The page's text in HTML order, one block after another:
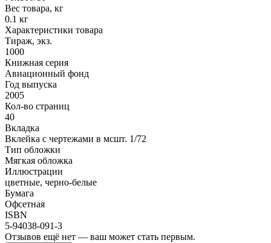
Вес товара, кг
0.1 кг
Характеристики товара
Тираж, экз.
1000
Книжная серия
Авиационный фонд
Год выпуска
2005
Кол-во страниц
40
Вкладка
Вклейка с чертежами в мсшт. 1/72
Тип обложки
Мягкая обложка
Иллюстрации
цветные, черно-белые
Бумага
Офсетная
ISBN
5-94038-091-3
Отзывов ещё нет — ваш может стать первым.